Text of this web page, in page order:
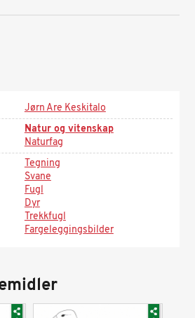
Jørn Are Keskitalo
Natur og vitenskap
Naturfag
Tegning
Svane
Fugl
Dyr
Trekkfugl
Fargeleggingsbilder